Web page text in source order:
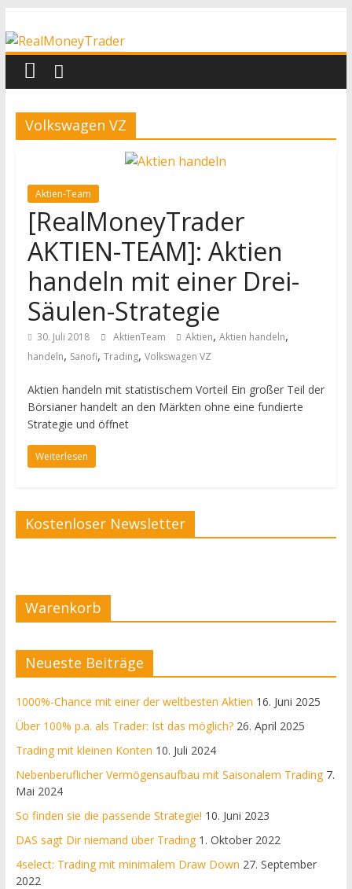
Inhalt
springen
RealMoneyTrader
Echtgeld-
Trading
Volkswagen VZ
Aktien-Team
[RealMoneyTrader
AKTIEN-TEAM]: Aktien
handeln mit einer Drei-
Säulen-Strategie
30. Juli 2018 AktienTeam Aktien, Aktien handeln,
handeln, Sanofi, Trading, Volkswagen VZ
Aktien handeln mit statistischem Vorteil Ein großer Teil der
Börsianer handelt an den Märkten ohne eine fundierte
Strategie und öffnet
Weiterlesen
Kostenloser Newsletter
Warenkorb
Neueste Beiträge
1000%-Chance mit einer der weltbesten Aktien 16. Juni 2025
Über 100% p.a. als Trader: Ist das möglich? 26. April 2025
Trading mit kleinen Konten 10. Juli 2024
Nebenberuflicher Vermögensaufbau mit Saisonalem Trading 7.
Mai 2024
So finden sie die passende Strategie! 10. Juni 2023
DAS sagt Dir niemand über Trading 1. Oktober 2022
4select: Trading mit minimalem Draw Down 27. September
2022